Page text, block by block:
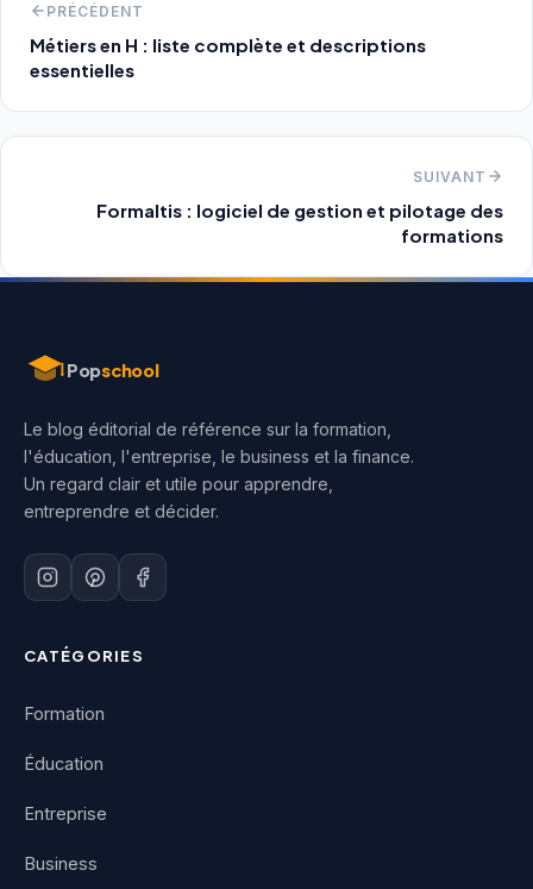
PRÉCÉDENT
Métiers en H : liste complète et descriptions
essentielles
SUIVANT
Formaltis : logiciel de gestion et pilotage des
formations
contenu
Popschool
Le blog éditorial de référence sur la formation,
l'éducation, l'entreprise, le business et la finance.
Un regard clair et utile pour apprendre,
entreprendre et décider.
CATÉGORIES
Formation
Éducation
Entreprise
Business